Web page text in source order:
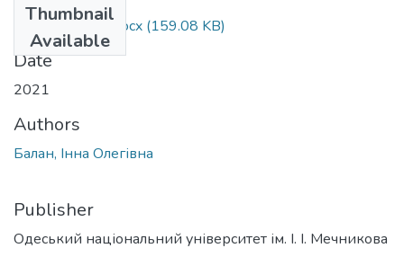
Thumbnail
Available
053_Balan_I_O.docx (159.08 KB)
Date
2021
Authors
Балан, Інна Олегівна
Publisher
Одеський національний університет ім. І. І. Мечникова